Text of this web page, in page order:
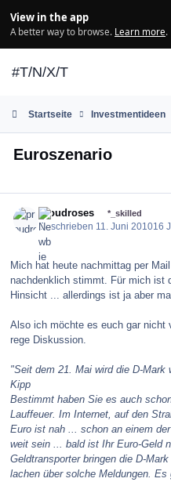
View in the app
A better way to browse. Learn more.
#T/N/X/T
Startseite Investmentideen
Euroszenario
proudroses *_skilled
Geschrieben 11. Juni 201016
Mich hat heute nachmittag per
nachdenklich stimmt. Für mich ist
Hinsicht ... allerdings ist ja aber
Also ich möchte es euch gar nicht
rege Diskussion.
"Seit dem 21. Mai wird die D-Mark
Kipp
Bestimmt haben Sie es auch
Lauffeuer. Im Internet, auf den
Euro ist nah ... schon an einem
weit sein ... bald ist Ihr Euro-Geld
Geldtransporter bringen die D-
lachen über solche Meldungen.